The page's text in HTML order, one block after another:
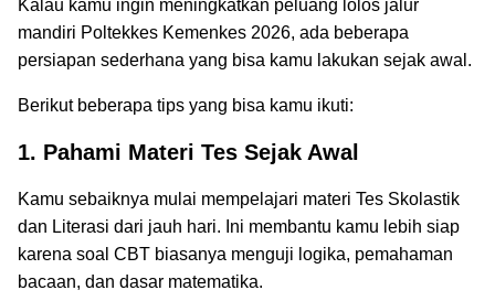
Kalau kamu ingin meningkatkan peluang lolos jalur
mandiri Poltekkes Kemenkes 2026, ada beberapa
persiapan sederhana yang bisa kamu lakukan sejak awal.
Berikut beberapa tips yang bisa kamu ikuti:
1. Pahami Materi Tes Sejak Awal
Kamu sebaiknya mulai mempelajari materi Tes Skolastik
dan Literasi dari jauh hari. Ini membantu kamu lebih siap
karena soal CBT biasanya menguji logika, pemahaman
bacaan, dan dasar matematika.